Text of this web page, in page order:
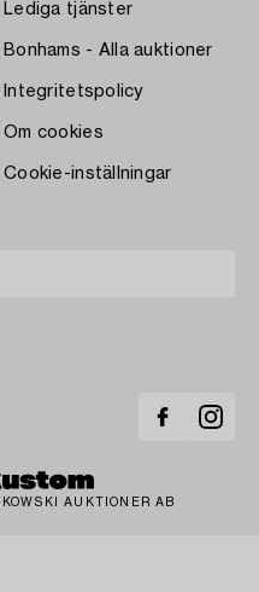
Lediga tjänster
Bonhams - Alla auktioner
Integritetspolicy
Om cookies
Cookie-inställningar
AUKTIONER AB